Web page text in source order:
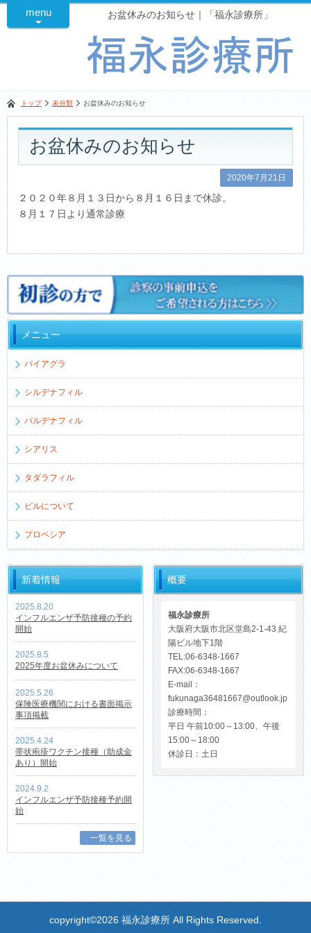
お盆休みのお知らせ｜「福永診療所」
menu
トップ 未分類 お盆休みのお知らせ
お盆休みのお知らせ
2020年7月21日
２０２０年８月１３日から８月１６日まで休診。
８月１７日より通常診療
メニュー
バイアグラ
シルデナフィル
バルデナフィル
シアリス
タダラフィル
ピルについて
プロペシア
新着情報
2025.8.20
インフルエンザ予防接種の予約
開始
2025.8.5
2025年度お盆休みについて
2025.5.26
保険医療機関における書面掲示
事項掲載
2025.4.24
帯状疱疹ワクチン接種（助成金
あり）開始
2024.9.2
インフルエンザ予防接種予約開
始
一覧を見る
概要
福永診療所
大阪府大阪市北区堂島2-1-43 紀
陽ビル地下1階
TEL:06-6348-1667
FAX:06-6348-1667
E-mail：
fukunaga36481667@outlook.jp
診療時間：
平日 午前10:00～13:00、午後
15:00～18:00
休診日：土日
copyright©2026 福永診療所 All Rights Reserved.